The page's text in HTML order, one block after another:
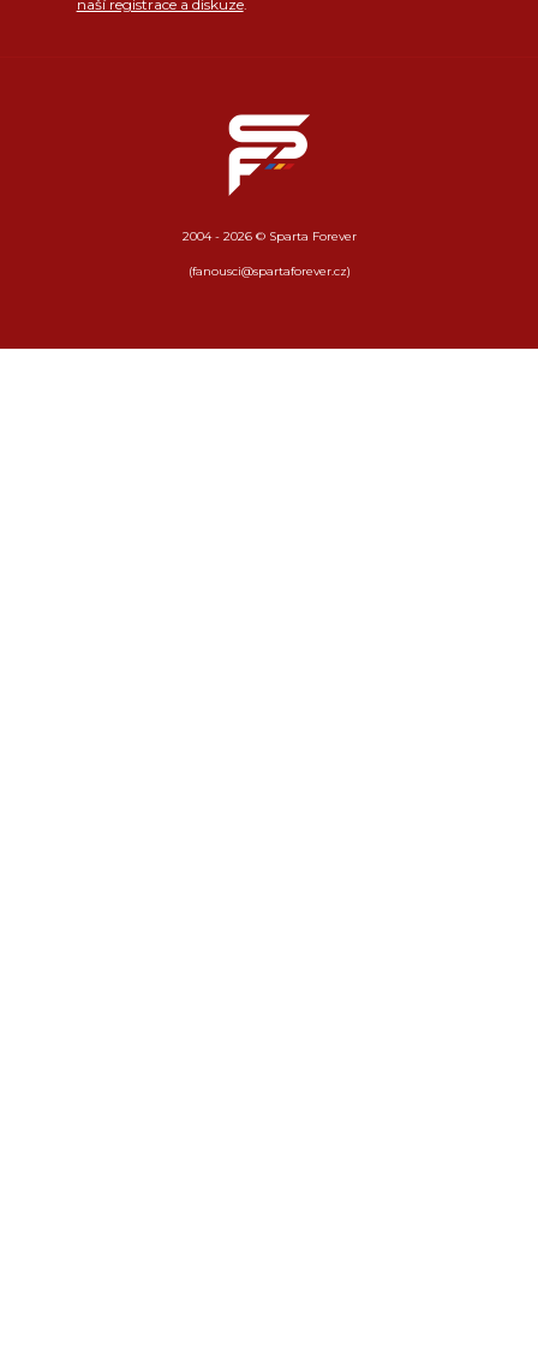
naší registrace a diskuze.
2004 - 2026 © Sparta Forever
(fanousci@spartaforever.cz)